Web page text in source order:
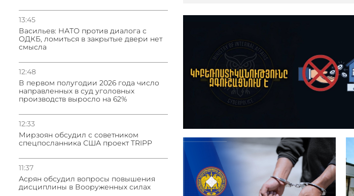
13:45
Васильев: НАТО против диалога с
ОДКБ, ломиться в закрытые двери нет
смысла
12:48
В первом полугодии 2026 года число
направленных в суд уголовных
производств выросло на 62%
12:33
Мирзоян обсудил с советником
спецпосланника США проект TRIPP
11:37
Асрян обсудил вопросы повышения
дисциплины в Вооруженных силах